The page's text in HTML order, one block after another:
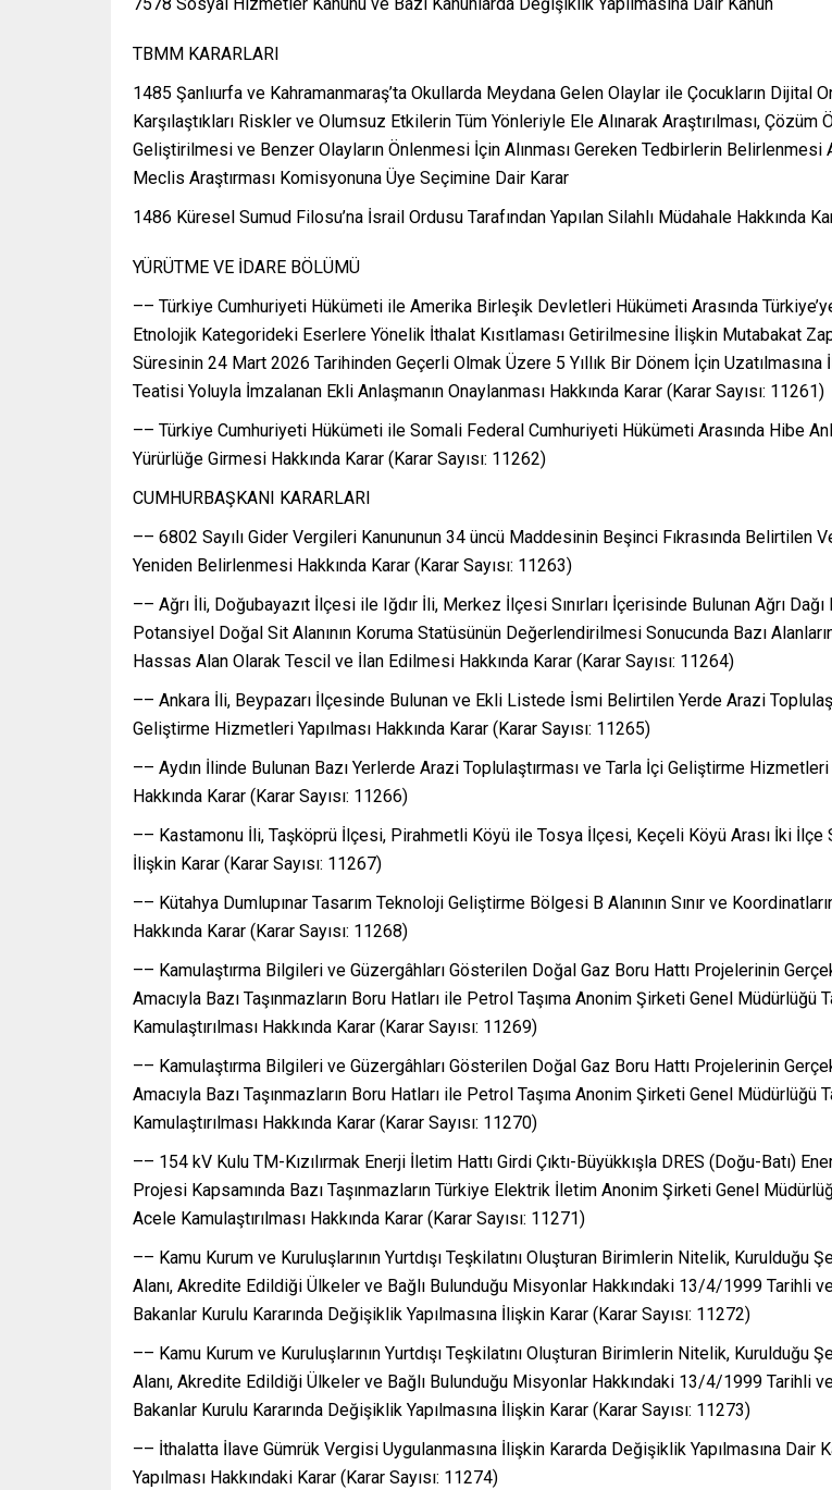
TBMM KARARLARI
1485 Şanlıurfa ve Kahramanmaraş’ta Okullarda Meydana Gelen Olaylar ile Çocukların Dijital
Karşılaştıkları Riskler ve Olumsuz Etkilerin Tüm Yönleriyle Ele Alınarak Araştırılması, Çözüm
Geliştirilmesi ve Benzer Olayların Önlenmesi İçin Alınması Gereken Tedbirlerin Belirlenmesi
Meclis Araştırması Komisyonuna Üye Seçimine Dair Karar
1486 Küresel Sumud Filosu’na İsrail Ordusu Tarafından Yapılan Silahlı Müdahale Hakkında
YÜRÜTME VE İDARE BÖLÜMÜ
–– Türkiye Cumhuriyeti Hükümeti ile Amerika Birleşik Devletleri Hükümeti Arasında
Etnolojik Kategorideki Eserlere Yönelik İthalat Kısıtlaması Getirilmesine İlişkin Mutabakat
Süresinin 24 Mart 2026 Tarihinden Geçerli Olmak Üzere 5 Yıllık Bir Dönem İçin Uzatılmasına
Teatisi Yoluyla İmzalanan Ekli Anlaşmanın Onaylanması Hakkında Karar (Karar Sayısı: 11261)
–– Türkiye Cumhuriyeti Hükümeti ile Somali Federal Cumhuriyeti Hükümeti Arasında Hibe
Yürürlüğe Girmesi Hakkında Karar (Karar Sayısı: 11262)
CUMHURBAŞKANI KARARLARI
–– 6802 Sayılı Gider Vergileri Kanununun 34 üncü Maddesinin Beşinci Fıkrasında Belirtilen
Yeniden Belirlenmesi Hakkında Karar (Karar Sayısı: 11263)
–– Ağrı İli, Doğubayazıt İlçesi ile Iğdır İli, Merkez İlçesi Sınırları İçerisinde Bulunan Ağrı Dağı
Potansiyel Doğal Sit Alanının Koruma Statüsünün Değerlendirilmesi Sonucunda Bazı
Hassas Alan Olarak Tescil ve İlan Edilmesi Hakkında Karar (Karar Sayısı: 11264)
–– Ankara İli, Beypazarı İlçesinde Bulunan ve Ekli Listede İsmi Belirtilen Yerde Arazi
Geliştirme Hizmetleri Yapılması Hakkında Karar (Karar Sayısı: 11265)
–– Aydın İlinde Bulunan Bazı Yerlerde Arazi Toplulaştırması ve Tarla İçi Geliştirme Hizmetleri
Hakkında Karar (Karar Sayısı: 11266)
–– Kastamonu İli, Taşköprü İlçesi, Pirahmetli Köyü ile Tosya İlçesi, Keçeli Köyü Arası İki İlçe
İlişkin Karar (Karar Sayısı: 11267)
–– Kütahya Dumlupınar Tasarım Teknoloji Geliştirme Bölgesi B Alanının Sınır ve
Hakkında Karar (Karar Sayısı: 11268)
–– Kamulaştırma Bilgileri ve Güzergâhları Gösterilen Doğal Gaz Boru Hattı Projelerinin
Amacıyla Bazı Taşınmazların Boru Hatları ile Petrol Taşıma Anonim Şirketi Genel Müdürlüğü
Kamulaştırılması Hakkında Karar (Karar Sayısı: 11269)
–– Kamulaştırma Bilgileri ve Güzergâhları Gösterilen Doğal Gaz Boru Hattı Projelerinin
Amacıyla Bazı Taşınmazların Boru Hatları ile Petrol Taşıma Anonim Şirketi Genel Müdürlüğü
Kamulaştırılması Hakkında Karar (Karar Sayısı: 11270)
–– 154 kV Kulu TM-Kızılırmak Enerji İletim Hattı Girdi Çıktı-Büyükkışla DRES (Doğu-Batı)
Projesi Kapsamında Bazı Taşınmazların Türkiye Elektrik İletim Anonim Şirketi Genel
Acele Kamulaştırılması Hakkında Karar (Karar Sayısı: 11271)
–– Kamu Kurum ve Kuruluşlarının Yurtdışı Teşkilatını Oluşturan Birimlerin Nitelik, Kurulduğu
Alanı, Akredite Edildiği Ülkeler ve Bağlı Bulunduğu Misyonlar Hakkındaki 13/4/1999 Tarihli
Bakanlar Kurulu Kararında Değişiklik Yapılmasına İlişkin Karar (Karar Sayısı: 11272)
–– Kamu Kurum ve Kuruluşlarının Yurtdışı Teşkilatını Oluşturan Birimlerin Nitelik, Kurulduğu
Alanı, Akredite Edildiği Ülkeler ve Bağlı Bulunduğu Misyonlar Hakkındaki 13/4/1999 Tarihli
Bakanlar Kurulu Kararında Değişiklik Yapılmasına İlişkin Karar (Karar Sayısı: 11273)
–– İthalatta İlave Gümrük Vergisi Uygulanmasına İlişkin Kararda Değişiklik Yapılmasına Dair
Yapılması Hakkındaki Karar (Karar Sayısı: 11274)